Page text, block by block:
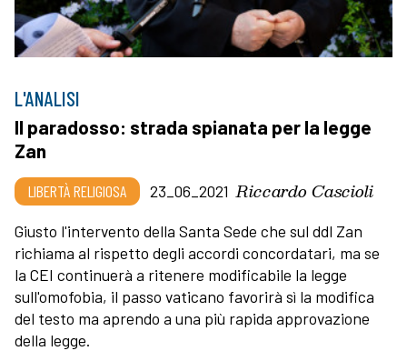
L'ANALISI
Il paradosso: strada spianata per la legge
Zan
LIBERTÀ RELIGIOSA 23_06_2021 Riccardo Cascioli
Giusto l'intervento della Santa Sede che sul ddl Zan
richiama al rispetto degli accordi concordatari, ma se
la CEI continuerà a ritenere modificabile la legge
sull'omofobia, il passo vaticano favorirà sì la modifica
del testo ma aprendo a una più rapida approvazione
della legge.